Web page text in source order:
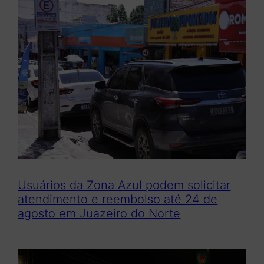
Usuários da Zona Azul podem solicitar
atendimento e reembolso até 24 de
agosto em Juazeiro do Norte